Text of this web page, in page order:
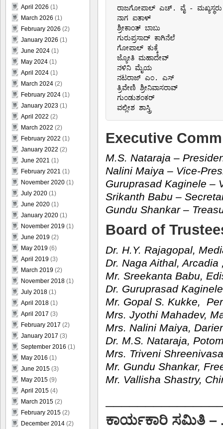
ರಾಜಗೋಪಾಲ್ ಎಚ್. ವೈ - ಮಖ್ಯಸ್ಥರು
ನಾಗ ಐತಾಳ್
ಶ್ರೀಕಾಂತ್ ಬಾಬು
ಗುರುಪ್ರಸಾದ್ ಕಾಗಿನೆಲೆ
ಗೋಪಾಲ್ ಕುಕ್ಕೆ
ಜ್ಯೋತಿ ಮಹಾದೇವ್
ನಳಿನಿ ಮೈಯ
ನಟರಾಜ್ ಎಂ. ಎಸ್
ತ್ರಿವೇಣಿ ಶ್ರೀನಿವಾಸರಾವ್
ಗುಂಡುಶಂಕರ್
ವಲ್ಲೀಶ ಶಾಸ್ತ್ರಿ
Executive
M.S. Nataraja –
Nalini Maiya – Vice-
Guruprasad Kaginele –
Srikanth Babu –
Gundu Shankar –
Board of
Dr. H.Y. Rajagopal,
Dr. Naga Aithal, Arcadia
Mr. Sreekanta Babu,
Dr. Guruprasad
Mr. Gopal S. Kukke,
Mrs. Jyothi Mahadev,
Mrs. Nalini Maiya,
Dr. M.S. Nataraja,
Mrs. Triveni
Mr. Gundu Shankar,
Mr. Vallisha Shastry,
ಕಾರ್ಯಕಾರಿ ಸಮಿತಿ –
April 2026 (1)
March 2026 (1)
February 2026 (2)
January 2026 (1)
June 2024 (1)
May 2024 (1)
April 2024 (1)
March 2024 (2)
February 2024 (1)
January 2023 (1)
April 2022 (2)
March 2022 (2)
February 2022 (1)
January 2022 (2)
June 2021 (1)
February 2021 (1)
November 2020 (1)
July 2020 (1)
June 2020 (1)
January 2020 (1)
November 2019 (1)
June 2019 (2)
May 2019 (6)
April 2019 (3)
March 2019 (2)
November 2018 (1)
July 2018 (1)
April 2018 (1)
April 2017 (3)
February 2017 (2)
January 2017 (3)
September 2016 (1)
May 2016 (1)
June 2015 (3)
May 2015 (9)
April 2015 (4)
March 2015 (2)
February 2015 (2)
December 2014 (2)